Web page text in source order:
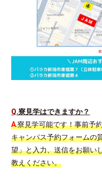
Q.寮見学はできますか？
A.寮見学可能です！事前予
キャンパス予約フォームの
望」と入力、送信をお願い
教えください。